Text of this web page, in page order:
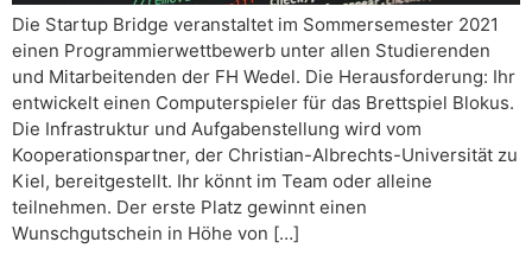
Die Startup Bridge veranstaltet im Sommersemester 2021
einen Programmierwettbewerb unter allen Studierenden
und Mitarbeitenden der FH Wedel. Die Herausforderung: Ihr
entwickelt einen Computerspieler für das Brettspiel Blokus.
Die Infrastruktur und Aufgabenstellung wird vom
Kooperationspartner, der Christian-Albrechts-Universität zu
Kiel, bereitgestellt. Ihr könnt im Team oder alleine
teilnehmen. Der erste Platz gewinnt einen
Wunschgutschein in Höhe von […]